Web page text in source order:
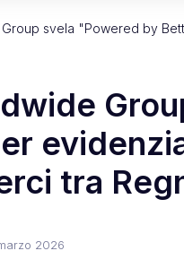
Group svela "Powered by
tra
2026